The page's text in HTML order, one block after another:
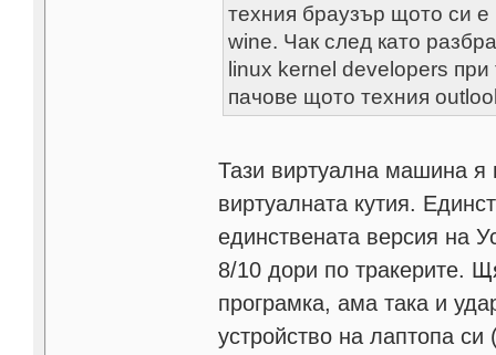
техния браузър щото си
wine. Чак след като
linux kernel developers
пачове щото техния
Тази виртуална машина
виртуалната кутия.
единствената версия на
8/10 дори по тракерите.
програмка, ама така и
устройство на лаптопа